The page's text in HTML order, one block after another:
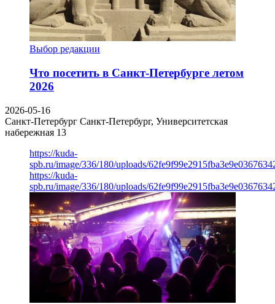
Выбор редакции
Что посетить в Санкт-Петербурге летом
2026
2026-05-16
Санкт-Петербург Санкт-Петербург, Университетская
набережная 13
https://kuda-
spb.ru/image/336/180/uploads/
https://kuda-
spb.ru/image/336/180/uploads/